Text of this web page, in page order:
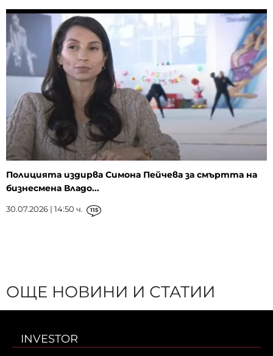
Полицията издирва Симона Пейчева за смъртта на
бизнесмена Владо...
30.07.2026 | 14:50 ч. 115
ОЩЕ НОВИНИ И СТАТИИ
INVESTOR